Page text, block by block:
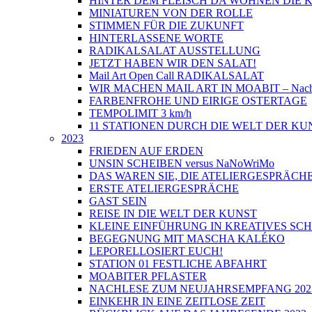
MINIATUREN VON DER ROLLE
STIMMEN FÜR DIE ZUKUNFT
HINTERLASSENE WORTE
RADIKALSALAT AUSSTELLUNG
JETZT HABEN WIR DEN SALAT!
Mail Art Open Call RADIKALSALAT
WIR MACHEN MAIL ART IN MOABIT –
FARBENFROHE UND EIRIGE OSTERTAGE
TEMPOLIMIT 3 km/h
11 STATIONEN DURCH DIE WELT DER
2023
FRIEDEN AUF ERDEN
UNSIN SCHEIBEN versus NaNoWriMo
DAS WAREN SIE, DIE
ERSTE ATELIERGESPRÄCHE
GAST SEIN
REISE IN DIE WELT DER KUNST
KLEINE EINFÜHRUNG IN KREATIVES
BEGEGNUNG MIT MASCHA KALÉKO
LEPORELLOSIERT EUCH!
STATION 01 FESTLICHE ABFAHRT
MOABITER PFLASTER
NACHLESE ZUM NEUJAHRSEMPFANG
EINKEHR IN EINE ZEITLOSE ZEIT